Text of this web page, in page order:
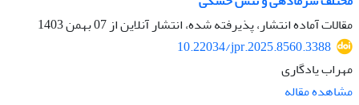
مقالات آماده انتشار، پذیرفته شده، انتشار آنلاین از07 بهمن 1403
10.22034/jpr.2025.8560.3388
مهراب یادگاری
مشاهده مقاله